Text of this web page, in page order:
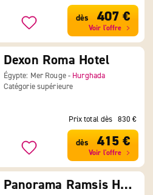
dès 407 €
Voir l'offre
Dexon Roma Hotel
Égypte: Mer Rouge - Hurghada
Catégorie supérieure
Prix total dès 830 €
dès 415 €
Voir l'offre
Panorama Ramsis Hotel